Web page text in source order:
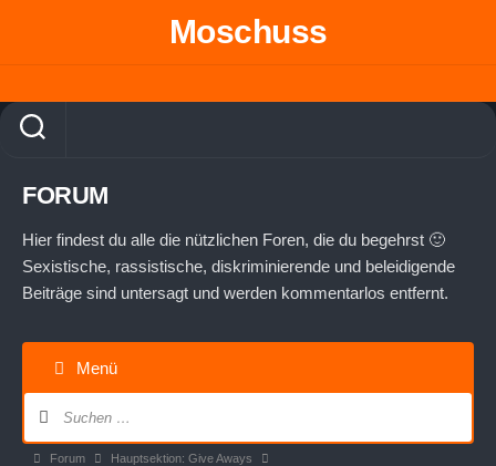
Moschuss
FORUM
Hier findest du alle die nützlichen Foren, die du begehrst 🙂
Sexistische, rassistische, diskriminierende und beleidigende
Beiträge sind untersagt und werden kommentarlos entfernt.
Menü
Forum-Forum Hauptsektion: Give Aways